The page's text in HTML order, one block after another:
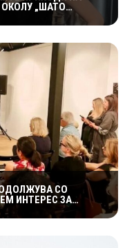
„ШАТО
СО
ИНТЕРЕС ЗА